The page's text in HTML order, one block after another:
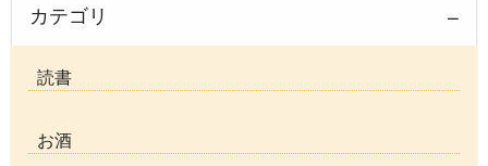
カテゴリ
読書
お酒